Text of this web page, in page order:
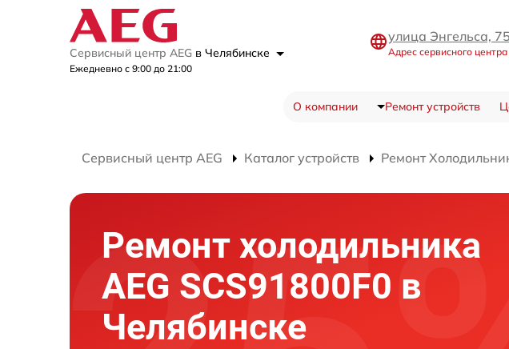
Сервисный центр AEG в Челябинске
Ежедневно с 9:00 до 21:00
улица Энгельса, 75
Адрес сервисного центра
О компании Ремонт устройств
Сервисный центр AEG Каталог устройств Ремонт
Ремонт холодильника
AEG SCS91800F0 в
Челябинске